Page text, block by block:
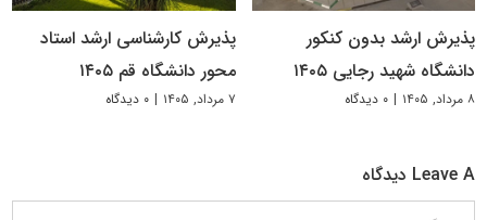
پذیرش ارشد بدون کنکور
دانشگاه شهید رجایی ۱۴۰۵
۸ مرداد, ۱۴۰۵ | ۰ دیدگاه
پذیرش کارشناسی ارشد استاد
محور دانشگاه قم ۱۴۰۵
۷ مرداد, ۱۴۰۵ | ۰ دیدگاه
Leave A دیدگاه